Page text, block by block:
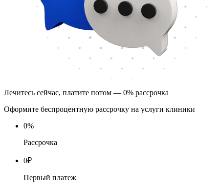
Лечитесь сейчас, платите потом — 0% рассрочка
Оформите беспроцентную рассрочку на услуги клиники
0%
Рассрочка
0₽
Первый платеж